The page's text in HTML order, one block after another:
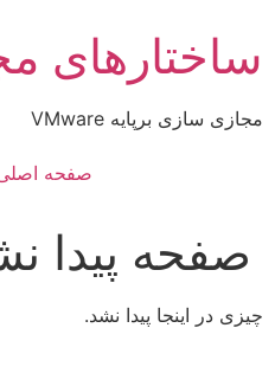
محتوا
ساختارهای
مجازی سازی برپایه VMware
صفحه
صفحه پیدا
چیزی در اینجا پیدا نشد.